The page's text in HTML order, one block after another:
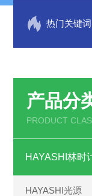
热门关键
产品分
PRODUCT
HAYASHI林时
HAYASHI光源